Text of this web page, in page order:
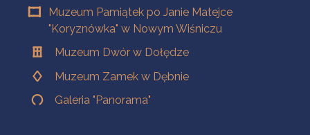
Muzeum Pamiątek po Janie Matejce
"Koryznówka" w Nowym Wiśniczu
Muzeum Dwór w Dołędze
Muzeum Zamek w Dębnie
Galeria "Panorama"